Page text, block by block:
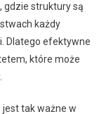
gdzie struktury są
każdy
Dlatego efektywne
które może
jest tak ważne w